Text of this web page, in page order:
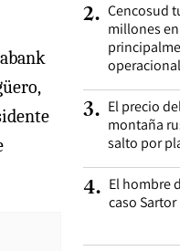
2. Cencosud
millones
3. El precio
montaña
salto por
4. El hombre
caso Sartor